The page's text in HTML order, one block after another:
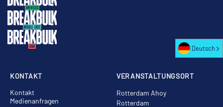
VERANSTALTUNGSORT
Rotterdam Ahoy
Rotterdam
KONTAKT
Kontakt
Medienanfragen
Deutsch